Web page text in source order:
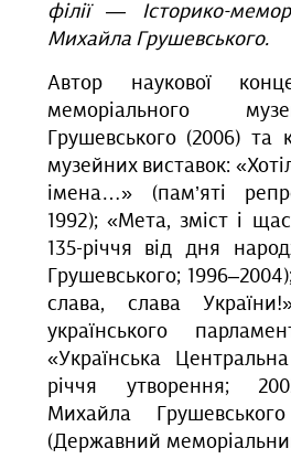
філії — Історико-
Михайла Грушевського.
Автор наукової
меморіального
Грушевського (2006) та
музейних виставок:
імена…» (пам’яті
1992); «Мета, зміст і
135-річчя від дня
Грушевського;
слава, слава
українського
«Українська
річчя утворення;
Михайла
(Державний